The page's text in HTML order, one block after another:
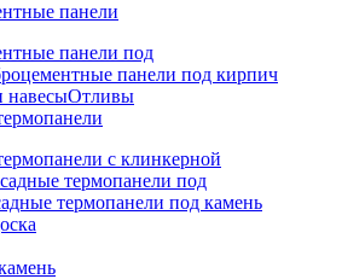
панели
панели под
панели под кирпич
навесыОтливы
с клинкерной
термопанели под
термопанели под камень